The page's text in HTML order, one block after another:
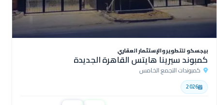
بيجسكو للتطوير والإستثمار العقاري
كمبوند سيرينا هايتس القاهرة الجديدة
كمبوندات التجمع الخامس
2026